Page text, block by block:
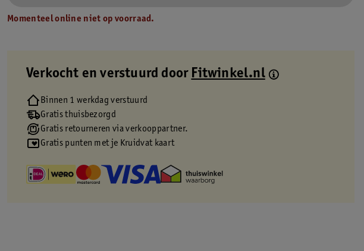
Momenteel online niet op voorraad.
Verkocht en verstuurd door Fitwinkel.nl
Binnen 1 werkdag verstuurd
Gratis thuisbezorgd
Gratis retourneren via verkooppartner.
Gratis punten met je Kruidvat kaart